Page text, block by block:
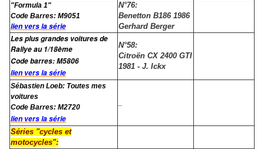
"Formula 1"
Code Barres: M9051
lien vers la série
N°76:
Benetton B186 1986
Gerhard Berger
Les plus grandes voitures de
Rallye au 1/18ème
Code barres:M5806
lien vers la série
N°58:
Citroën CX 2400 GTI
1981 - J. Ickx
Sébastien Loeb: Toutes mes
voitures
Code Barres: M2720
lien vers la série
Séries "cycles et
motocycles":